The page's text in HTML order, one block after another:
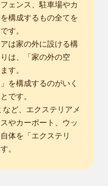
ェンス、駐車場やカ
構成するもの全てを
す。
は家の外に設ける構
は、「家の外の空
す。
を構成するのがいく
です。
ど、エクステリアメ
やカーポート、ウッ
体を「エクステリ
。